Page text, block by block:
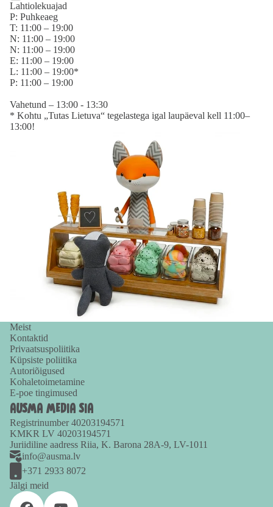
Lahtiolekuajad
P: Puhkeaeg
T: 11:00 – 19:00
N: 11:00 – 19:00
N: 11:00 – 19:00
E: 11:00 – 19:00
L: 11:00 – 19:00*
P: 11:00 – 19:00
Vahetund – 13:00 - 13:30
* Kohtu „Tutas Lietuva“ tegelastega igal laupäeval kell 11:00–
13:00!
Meist
Kontaktid
Privaatsuspoliitika
Küpsiste poliitika
Autoriõigused
Kohaletoimetamine
E-poe tingimused
AUSMA MEDIA SIA
Registrinumber 40203194571
KMKR LV 40203194571
Juriidiline aadress Riia, K. Barona 28A-9, LV-1011
info@ausma.lv
+371 2933 8072
Jälgi meid